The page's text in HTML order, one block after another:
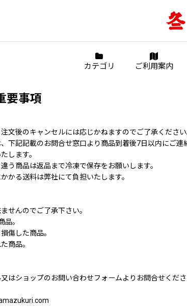
カテゴリ ご利用案内
要事項
文後のキャンセルには応じかねますのでご了承ください
下記記載のお問合せ窓口より商品到着後7日以内にご連
します。
う商品は返品まで冷凍で保存をお願いします。
かる送料は弊社にて負担いたします。
せんのでご了承下さい。
品。
傷した商品。
商品。
はショップのお問い合わせフォームよりお問合せくださ